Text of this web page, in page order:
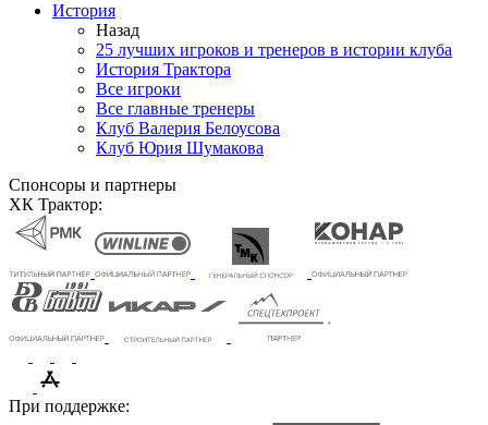
История
Назад
25 лучших игроков и тренеров в истории клуба
История Трактора
Все игроки
Все главные тренеры
Клуб Валерия Белоусова
Клуб Юрия Шумакова
Спонсоры и партнеры
ХК Трактор:
При поддержке: